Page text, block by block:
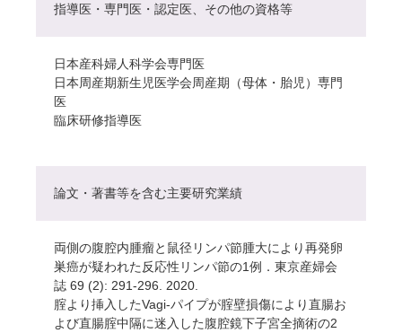
指導医・専門医・認定医、その他の資格等
日本産科婦人科学会専門医
日本周産期新生児医学会周産期（母体・胎児）専門
医
臨床研修指導医
論文・著書等を含む主要研究業績
両側の腹腔内腫瘤と鼠径リンパ節腫大により再発卵
巣癌が疑われた反応性リンパ節の1例．東京産婦会
誌 69 (2): 291-296. 2020.
腟より挿入したVagi-パイプが腟壁損傷により直腸お
よび直腸腟中隔に迷入した腹腔鏡下子宮全摘術の2